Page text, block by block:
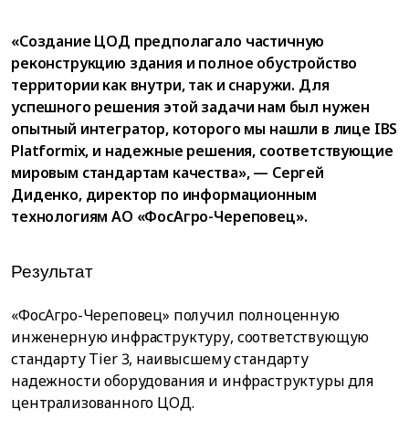
«Создание ЦОД предполагало частичную
реконструкцию здания и полное обустройство
территории как внутри, так и снаружи. Для
успешного решения этой задачи нам был нужен
опытный интегратор, которого мы нашли в лице IBS
Platformix, и надежные решения, соответствующие
мировым стандартам качества», — Сергей
Диденко, директор по информационным
технологиям АО «ФосАгро-Череповец».
Результат
«ФосАгро-Череповец» получил полноценную
инженерную инфраструктуру, соответствующую
стандарту Tier 3, наивысшему стандарту
надежности оборудования и инфраструктуры для
централизованного ЦОД.